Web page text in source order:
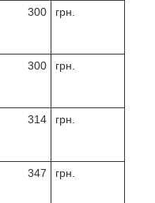
300 грн.
300 грн.
314 грн.
347 грн.